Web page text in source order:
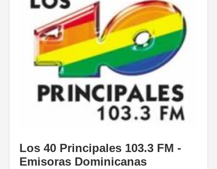
Los 40 Principales 103.3 FM -
Emisoras Dominicanas